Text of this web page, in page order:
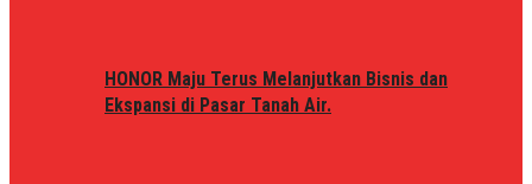
HONOR Maju Terus Melanjutkan Bisnis dan
Ekspansi di Pasar Tanah Air.